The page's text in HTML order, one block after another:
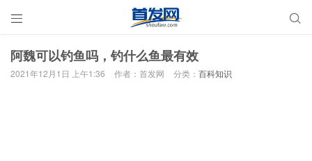
 
阿魏可以钓鱼吗，钓什么鱼最有效
2021年12月1日 上午1:36 作者：首发网 分类： 百科知识